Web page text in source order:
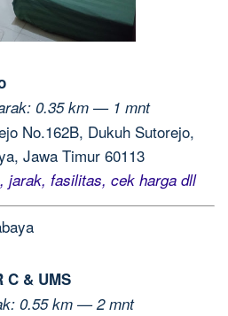
0.35 km — 1 mnt
No.162B, Dukuh Sutorejo,
Jawa Timur 60113
jarak, fasilitas, cek harga dll
C & UMS
0.55 km — 2 mnt